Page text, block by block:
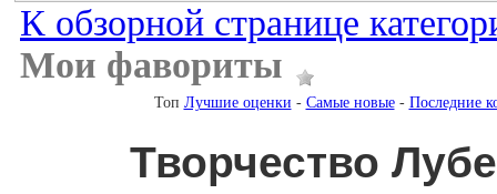
К обзорной странице
Мои фавориты
Топ Лучшие оценки - Самые новые- Последние
Творчество